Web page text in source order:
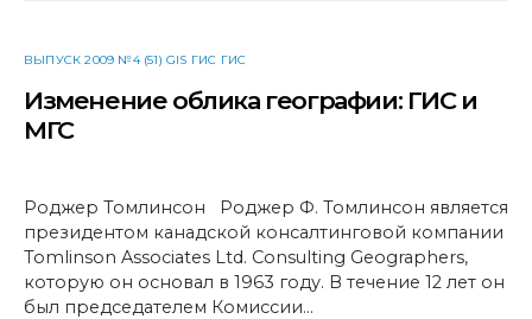
ВЫПУСК 2009 №4 (51) GIS ГИС ГИС
Изменение облика географии: ГИС и
МГС
Роджер Томлинсон Роджер Ф. Томлинсон является
президентом канадской консалтинговой компании
Tomlinson Associates Ltd. Consulting Geographers,
которую он основал в 1963 году. В течение 12 лет он
был председателем Комиссии…